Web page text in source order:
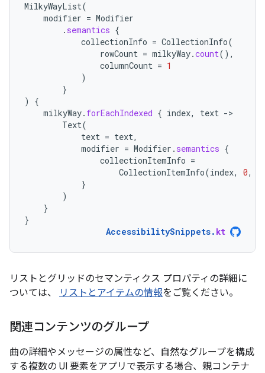
MilkyWayList(
modifier = Modifier
. semantics {
collectionInfo = CollectionInfo(
rowCount = milkyWay.count(),
columnCount = 1
)
}
)
{
milkyWay. forEachIndexed { index, text -
Text(
text = text,
modifier = Modifier . semantics {
collectionItemInfo =
CollectionItemInfo(index, 0,
}
)
}
}
AccessibilitySnippets. kt
リストとグリッドのセマンティクス プロパティの詳細に
ついては、
リストとアイテムの情報をご覧ください。
関連コンテンツのグループ
曲の詳細やメッセージの属性など、自然なグループを構成
する複数の UI 要素をアプリで表示する場合、親コンテナ